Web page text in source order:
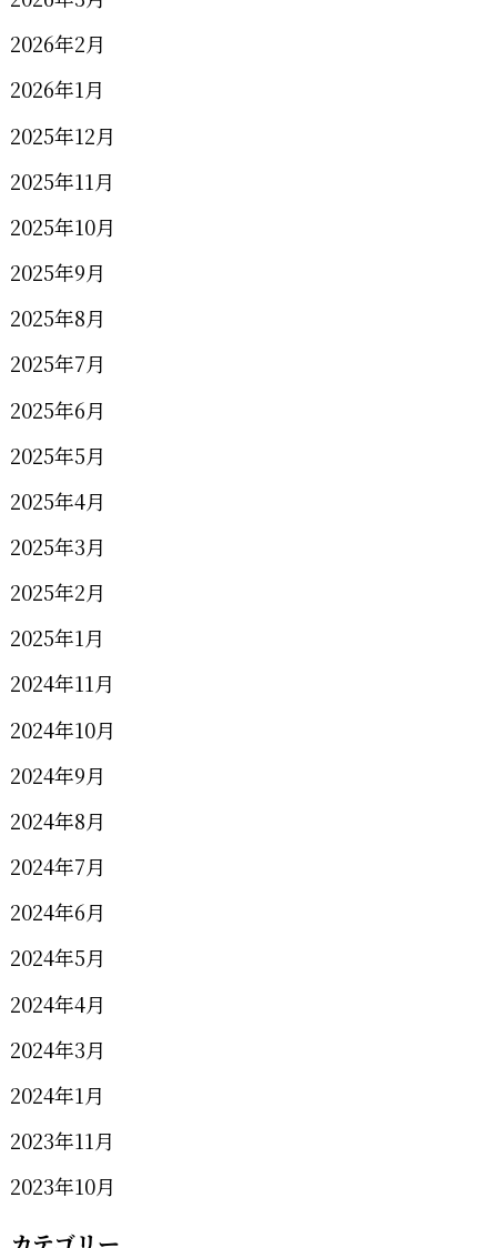
2026年2月
2026年1月
2025年12月
2025年11月
2025年10月
2025年9月
2025年8月
2025年7月
2025年6月
2025年5月
2025年4月
2025年3月
2025年2月
2025年1月
2024年11月
2024年10月
2024年9月
2024年8月
2024年7月
2024年6月
2024年5月
2024年4月
2024年3月
2024年1月
2023年11月
2023年10月